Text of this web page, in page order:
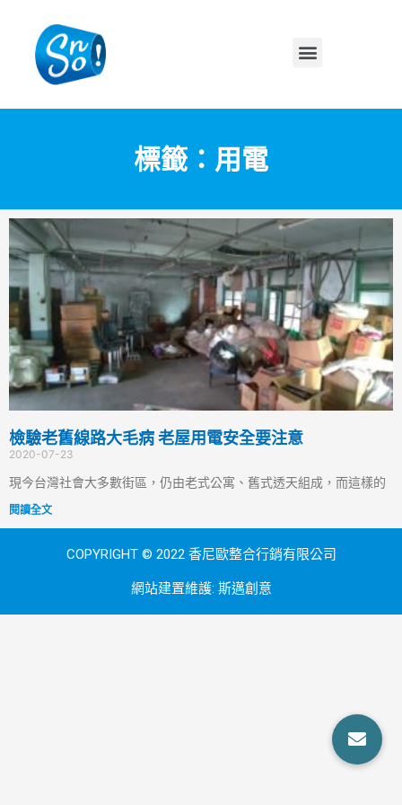
標籤：用電
檢驗老舊線路大毛病 老屋用電安全要注意
2020-07-23
現今台灣社會大多數街區，仍由老式公寓、舊式透天組成，而這樣的
閱讀全文
COPYRIGHT © 2022 香尼歐整合行銷有限公司
網站建置維護: 斯邁創意